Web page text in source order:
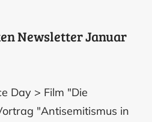
Newsletter Januar
Day > Film "Die
"Antisemitismus in